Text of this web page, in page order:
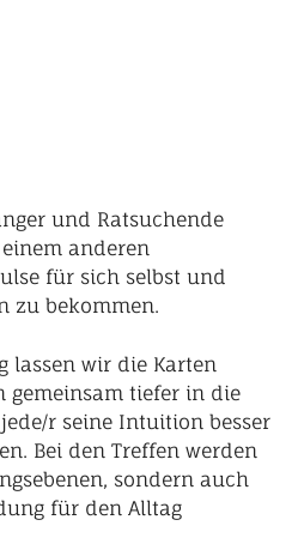
und Ratsuchende
anderen
für sich selbst und
zu bekommen.
lassen wir die Karten
gemeinsam tiefer in die
r seine Intuition besser
Bei den Treffen werden
sondern auch
für den Alltag